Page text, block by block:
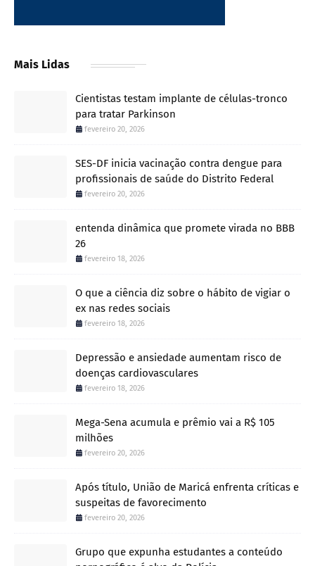
Mais Lidas
Cientistas testam implante de células-tronco
para tratar Parkinson
fevereiro 20, 2026
SES-DF inicia vacinação contra dengue para
profissionais de saúde do Distrito Federal
fevereiro 20, 2026
entenda dinâmica que promete virada no BBB
26
fevereiro 18, 2026
O que a ciência diz sobre o hábito de vigiar o
ex nas redes sociais
fevereiro 18, 2026
Depressão e ansiedade aumentam risco de
doenças cardiovasculares
fevereiro 18, 2026
Mega-Sena acumula e prêmio vai a R$ 105
milhões
fevereiro 20, 2026
Após título, União de Maricá enfrenta críticas e
suspeitas de favorecimento
fevereiro 20, 2026
Grupo que expunha estudantes a conteúdo